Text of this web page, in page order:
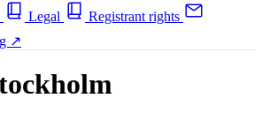
Legal
Registrant rights
↗